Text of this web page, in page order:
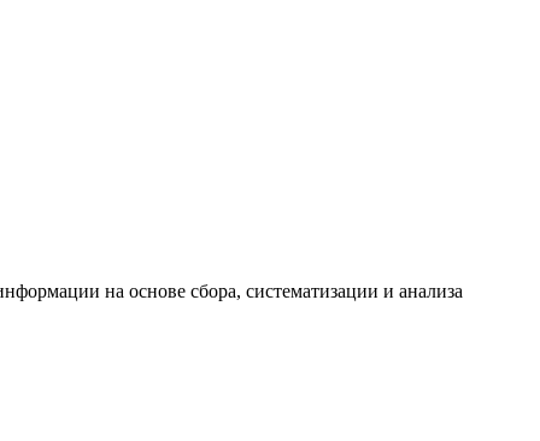
на основе сбора, систематизации и анализа